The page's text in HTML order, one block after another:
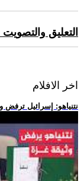
التعليق
اخر الافلام
.. نتنياهو: إسرائيل ترفض وثيقة النقاط